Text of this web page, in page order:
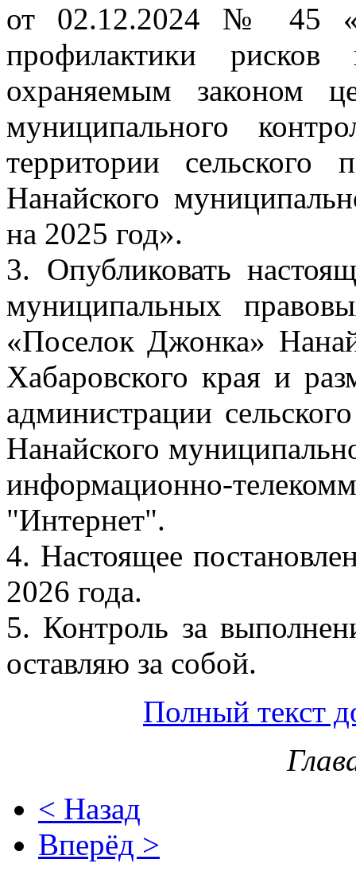
от 02.12.2024 № 45
профилактики
охраняемым законом
муниципального
территории сельского
Нанайского
на 2025 год».
3. Опубликовать
муниципальных
«Поселок Джонка»
Хабаровского края и
администрации
Нанайского
информационно-
"Интернет".
4. Настоящее
2026 года.
5. Контроль за
оставляю за собой.
Полный текст
< Назад
Вперёд >